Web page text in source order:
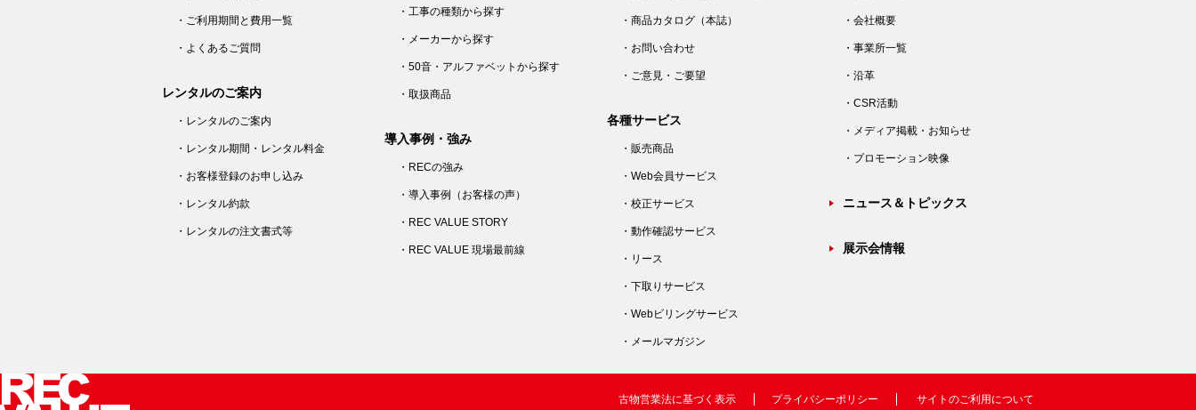
・ご利用期間と費用一覧
・よくあるご質問
レンタルのご案内
・レンタルのご案内
・レンタル期間・レンタル料金
・お客様登録のお申し込み
・レンタル約款
・レンタルの注文書式等
・工事の種類から探す
・メーカーから探す
・50音・アルファベットから探す
・取扱商品
導入事例・強み
・RECの強み
・導入事例（お客様の声）
・REC VALUE STORY
・REC VALUE 現場最前線
・商品カタログ（本誌）
・お問い合わせ
・ご意見・ご要望
各種サービス
・販売商品
・Web会員サービス
・校正サービス
・動作確認サービス
・リース
・下取りサービス
・Webビリングサービス
・メールマガジン
・会社概要
・事業所一覧
・沿革
・CSR活動
・メディア掲載・お知らせ
・プロモーション映像
ニュース＆トピックス
展示会情報
古物営業法に基づく表示 プライバシーポリシー サイトのご利用について